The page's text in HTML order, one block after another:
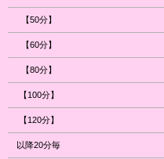
【50分】
【60分】
【80分】
【100分】
【120分】
以降20分毎